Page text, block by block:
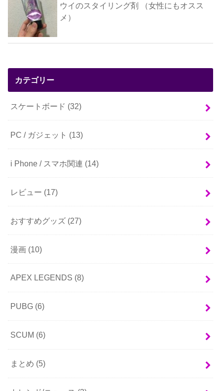
ウイのスタイリング剤 （女性にもオスス
メ）
カテゴリー
スケートボード (32)
PC / ガジェット (13)
i Phone / スマホ関連 (14)
レビュー (17)
おすすめグッズ (27)
漫画 (10)
APEX LEGENDS (8)
PUBG (6)
SCUM (6)
まとめ (5)